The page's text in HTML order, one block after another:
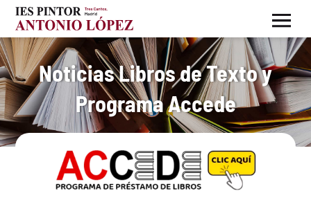
Noticias Libros de Texto y
Programa Accede